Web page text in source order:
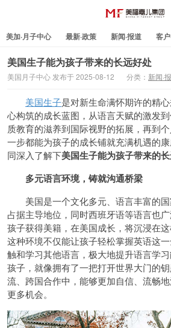
美福嘉儿
美加·月子中心 最新·政策 新闻·报道 客
热门·文章
所有·文章 孕妈科普 标签云
美国生子能为孩子带来的长远好处
美国月子中心 发布于 2025-08-12 分类： 新闻·
美国生子是对新生命满怀期许的精
心构筑的成长蓝图，从语言天赋的激发
质教育的滋养到国际视野的拓展，再到
一步都能为孩子的成长铺就充满机遇的
同深入了解下美国生子能为孩子带来的
多元语言环境，铸就沟通桥梁
美国是一个文化多元、语言丰富的国
占据主导地位，同时西班牙语等语言也
孩子获得美籍，在美国成长，将沉浸在这
这种环境不仅能让孩子轻松掌握英语这
触和学习其他语言，极大地提升语言学
孩子，就像拥有了一把打开世界大门的
流、跨国合作中，能够更加自信、流畅
更多机会。